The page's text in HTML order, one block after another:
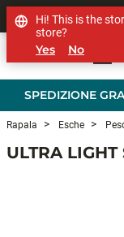
SPEDIZIONE
Rapala Esche
ULTRA LIGHT
Hi! This is the
store?
Yes No